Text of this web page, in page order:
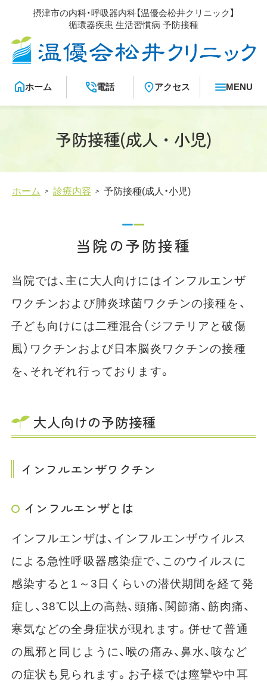
摂津市の内科・呼吸器内科【温優会松井クリニック】
循環器疾患 生活習慣病 予防接種
温優会松井クリニック
ホーム 電話 アクセス
ホーム 診療内容 予防接種(成人・小児)
予防接種(成人・小児)
当院の予防接種
当院では、主に大人向けにはインフルエンザ
ワクチンおよび肺炎球菌ワクチンの接種を、
子ども向けには二種混合（ジフテリアと破傷
風）ワクチンおよび日本脳炎ワクチンの接種
を、それぞれ行っております。
大人向けの予防接種
インフルエンザワクチン
インフルエンザとは
インフルエンザは、インフルエンザウイルス
による急性呼吸器感染症で、このウイルスに
感染すると1～3日くらいの潜伏期間を経て発
症し、38℃以上の高熱、頭痛、関節痛、筋肉痛、
寒気などの全身症状が現れます。併せて普通
の風邪と同じように、喉の痛み、鼻水、咳など
の症状も見られます。お子様では痙攣や中耳